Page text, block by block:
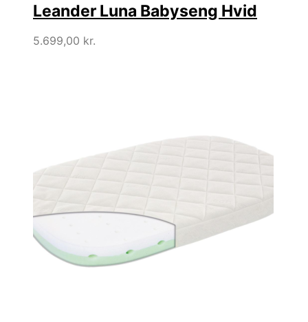
var:
3.546,00 kr..
er:
3.000,00 kr..
Leander Luna Babyseng Hvid
5.699,00 kr.